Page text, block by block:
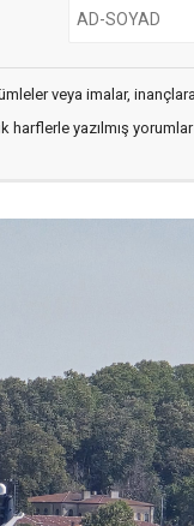
veya imalar,
harflerle yazılmış